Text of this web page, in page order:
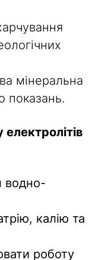
мінеральна
показань.
водно-
калію та
роботу